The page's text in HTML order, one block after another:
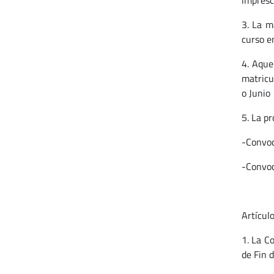
3. La
curso
4.
o
5. La
-
-
1. La
de Fin